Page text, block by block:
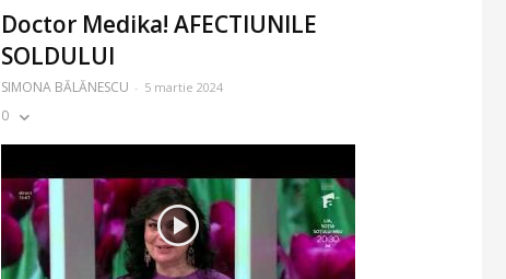
Doctor Medika! AFECTIUNILE
SOLDULUI
SIMONA BĂLĂNESCU - 5 martie 2024
0